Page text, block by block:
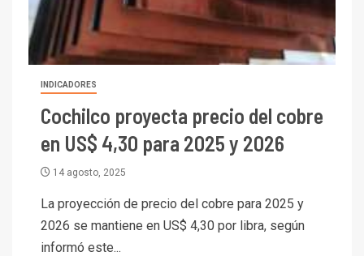
INDICADORES
Cochilco proyecta precio del cobre
en US$ 4,30 para 2025 y 2026
14 agosto, 2025
La proyección de precio del cobre para 2025 y
2026 se mantiene en US$ 4,30 por libra, según
informó este...
BHP proyecta producción de
cobre cercana a 2 millones de
toneladas tras récord en
Escondida
7
Codelco reporta Ebitda de US$
6.670 millones y mejora sus
indicadores financieros
Codelco Ventanas prueba
camión 100% eléctrico para
transportar cátodos al Puerto